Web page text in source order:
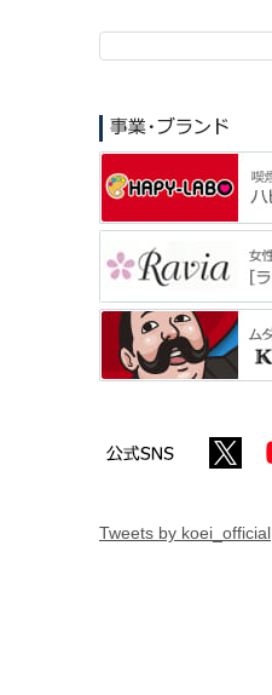
Tweets by koei_official